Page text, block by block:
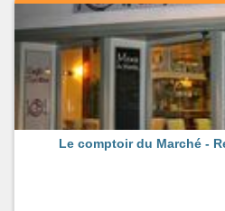
Le comptoir du Marché -